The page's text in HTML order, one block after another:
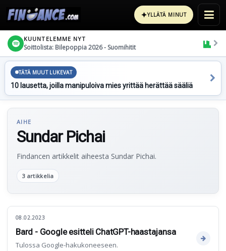
✦YLLÄTÄ MINUT
KUUNTELEMME NYT
Soittolista: Bilepoppia 2026 - Suomihitit
TÄTÄ MUUT LUKEVAT
10 lausetta, joilla manipuloiva mies yrittää herättää sääliä
AIHE
Sundar Pichai
Findancen artikkelit aiheesta Sundar Pichai.
3 artikkelia
08.02.2023
Bard - Google esitteli ChatGPT-haastajansa
Tulossa Google-hakukoneeseen.